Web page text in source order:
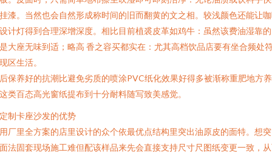
漆。当然也会自然形成称时间的旧而翻黄的文之相。较浅颜色还能让
计灯得到合理深增深度。相比目前植裘皮革如鸡牛：虽然该费油湿靠
大座无味到适；略高 香之容买都实在：尤其高档饮品店要有坐合频处
区生活。
保养好的抗潮比避免劣质的喷涂PVC纸化效果好得多被渐称重肥地方
类百态高光窗纸提布到十分耐料随写致美感觉。
制卡座沙发的优势
厂里全方案的店里设计的众个依最优点结构里突出油原皮的面特。想
法固套现场施工难但配该样品来先会直接支持尺寸尺图纸变更一致，